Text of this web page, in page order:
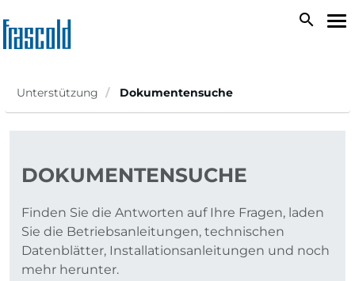
zum
Inhalt
search
Unterstützung Dokumentensuche
DOKUMENTENSUCHE
Finden Sie die Antworten auf Ihre Fragen, laden
Sie die Betriebsanleitungen, technischen
Datenblätter, Installationsanleitungen und noch
mehr herunter.